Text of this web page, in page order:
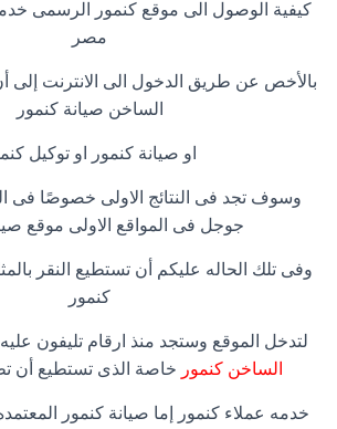
كيفية الوصول الى موقع كنمور الرسمى
مصر
بالأخص عن طريق الدخول الى الانترنت
الساخن صيانة كنمور
او صيانة كنمور او توكيل
وسوف تجد فى النتائج الاولى خصوصًا فى
جوجل فى المواقع الاولى موقع
وفى تلك الحاله عليكم أن تستطيع النقر
كنمور
لتدخل الموقع وستجد منذ ارقام تليفون
الساخن كنمور خاصة الذى تستطيع أن
خدمه عملاء كنمور إما صيانة كنمور